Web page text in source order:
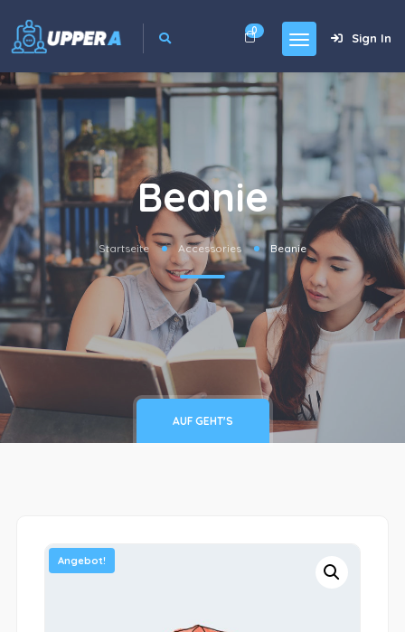
Sign In
0
Beanie
Startseite Accessories Beanie
AUF GEHT'S
Angebot!